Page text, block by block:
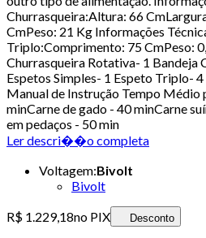
Churrasqueira:Altura: 66
CmPeso: 21 Kg Informações
Triplo:Comprimento: 75 CmPeso:
Churrasqueira Rotativa- 1 Bandeja
Espetos Simples- 1 Espeto Triplo-
Manual de Instrução Tempo Médio
minCarne de gado - 40 minCarne
em pedaços - 50 min
Ler descri��o completa
Voltagem:Bivolt
Bivolt
R$ 1.229,18no PIX Desconto